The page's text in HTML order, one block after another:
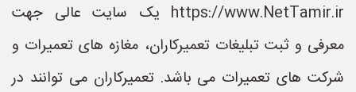
https://www.NetTamir.ir یک سایت عالی جهت
معرفی و ثبت تبلیغات تعمیرکاران، مغازه های تعمیرات و
شرکت های تعمیرات می باشد. تعمیرکاران می توانند در